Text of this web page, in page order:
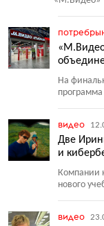
На
программа
видео
Две
и
Компании
нового
видео